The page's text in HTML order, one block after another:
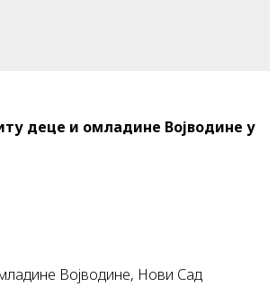
деце и омладине Војводине у
Војводине, Нови Сад